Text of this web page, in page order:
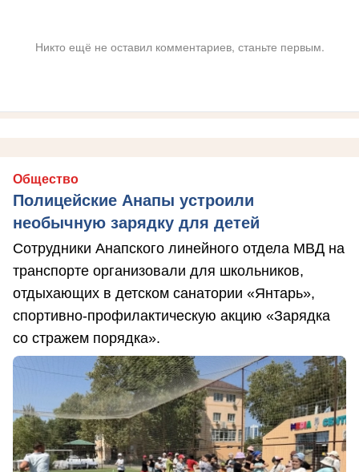
Никто ещё не оставил комментариев, станьте первым.
Общество
Полицейские Анапы устроили
необычную зарядку для детей
Сотрудники Анапского линейного отдела МВД на
транспорте организовали для школьников,
отдыхающих в детском санатории «Янтарь»,
спортивно-профилактическую акцию «Зарядка
со стражем порядка».